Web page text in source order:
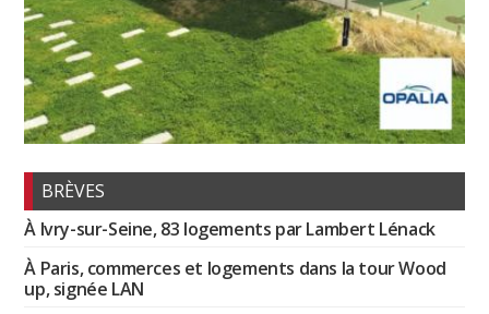
BRÈVES
À Ivry-sur-Seine, 83 logements par Lambert Lénack
À Paris, commerces et logements dans la tour Wood
up, signée LAN